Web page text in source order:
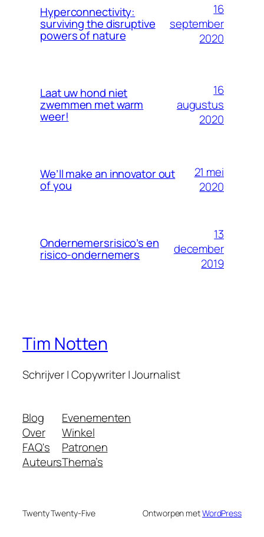
Hyperconnectivity:
surviving the disruptive
powers of nature
16
september
2020
Laat uw hond niet
zwemmen met warm
weer!
16
augustus
2020
We’ll make an innovator out
of you
21 mei
2020
Ondernemersrisico’s en
risico-ondernemers
13
december
2019
Tim Notten
Schrijver | Copywriter | Journalist
Blog
Over
FAQ's
Auteurs
Evenementen
Winkel
Patronen
Thema’s
Twenty Twenty-Five Ontworpen metWordPress